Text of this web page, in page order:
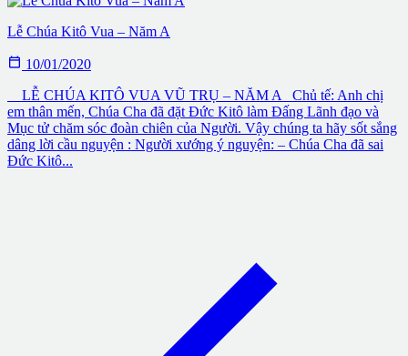
Lễ Chúa Kitô Vua – Năm A
 10/01/2020
LỄ CHÚA KITÔ VUA VŨ TRỤ – NĂM A Chủ tế: Anh chị
em thân mến, Chúa Cha đã đặt Đức Kitô làm Đấng Lãnh đạo và
Mục tử chăm sóc đoàn chiên của Người. Vậy chúng ta hãy sốt sắng
dâng lời cầu nguyện : Người xướng ý nguyện: – Chúa Cha đã sai
Đức Kitô...